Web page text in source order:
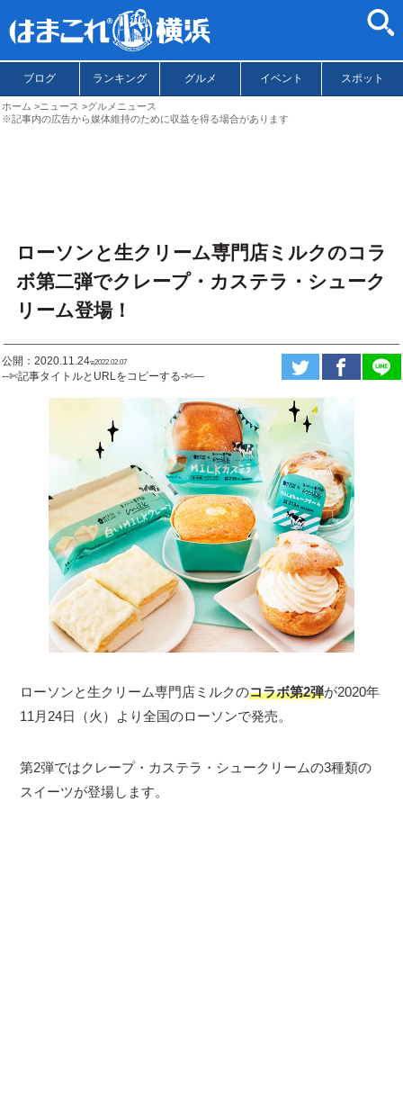
ブログ ランキング グルメ イベント スポット
ホーム ニュース
グルメニュース
※記事内の広告から媒体維持のために収益を得る場合があります
ローソンと生クリーム専門店ミルクのコラ
ボ第二弾でクレープ・カステラ・シューク
リーム登場！
公開：2020.11.24ಇ2022.02.07
--✄記事タイトルとURLをコピーする-✄—
ローソンと生クリーム専門店ミルクのコラボ第2弾が2020年
11月24日（火）より全国のローソンで発売。
第2弾ではクレープ・カステラ・シュークリームの3種類の
スイーツが登場します。